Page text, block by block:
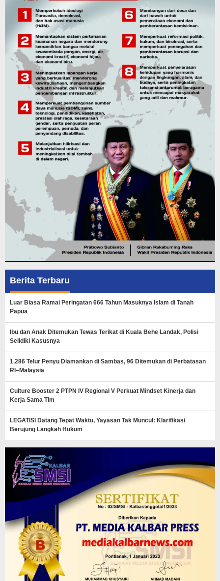
Berita Terbaru
Luar Biasa Ramai Peringatan 666 Tahun Masuknya Islam di Tanah
Papua
Ibu dan Anak Ditemukan Tewas Terikat di Kuala Behe Landak, Polisi
Selidiki Kasusnya
1.286 Telur Penyu Diamankan di Sambas, 96 Ditemukan di Perbatasan
RI–Malaysia
Culture Booster 2 PTPN IV Regional V Perkuat Mindset Kinerja dan
Kerja Sama Tim
LEGATISI Datang Tepat Waktu, Yayasan Tak Muncul: Klarifikasi
Berujung Langkah Hukum